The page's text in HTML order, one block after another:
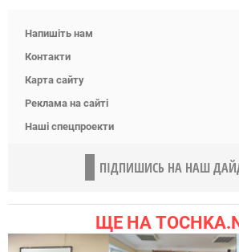
Напишіть нам
Контакти
Карта сайту
Реклама на сайті
Наші спецпроекти
ПІДПИШИСЬ НА НАШ
ЩЕ НА